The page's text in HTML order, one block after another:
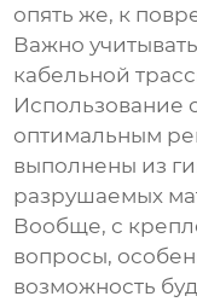
опять же, к
Важно
кабельной
Использование
оптимальным
выполнены из
разрушаемых
Вообще, с
вопросы,
возможность